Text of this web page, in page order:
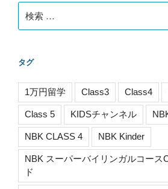
索:
タグ
1万円留学 Class3 Class4
Class 5 KIDSチャンネル
NBK CLASS 4 NBK Kinder
NBK スーパーバイリンガルコース
ド